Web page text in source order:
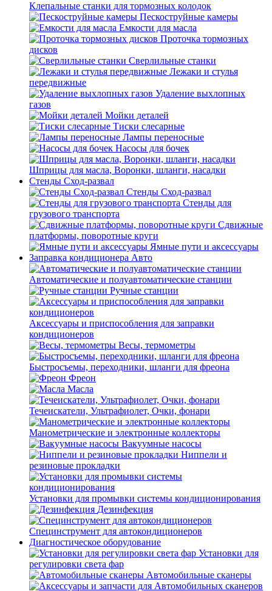
Клепальные станки для тормозных колодок
Пескоструйные камеры
Емкости для масла
Проточка тормозных
дисков
Сверлильные станки
Лежаки и стулья
передвижные
Удаление выхлопных
газов
Мойки деталей
Тиски слесарные
Лампы переносные
Насосы для бочек
Шприцы для масла, Воронки, шланги, насадки
Стенды Сход-развал
Стенды Сход-развал
Стенды для
грузового транспорта
Сдвижные
платформы, поворотные круги
Ямные пути и аксессуары
Заправка кондиционера Авто
Автоматические и полуавтоматические станции
Ручные станции
Аксессуары и приспособления для заправки
кондиционеров
Весы, термометры
Быстросъемы, переходники, шланги для фреона
Фреон
Масла
Течеискатели, Ультрафиолет, Очки, фонари
Манометрические и электронные коллекторы
Вакуумные насосы
Ниппели и
резиновые прокладки
Установки для промывки системы кондиционирования
Дезинфекция
Специнструмент для автокондиционеров
Диагностическое оборудование
Установки для
регулировки света фар
Автомобильные сканеры